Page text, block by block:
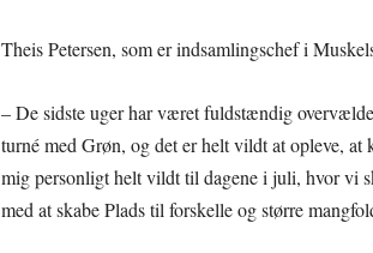
Theis Petersen, som er indsamlingschef i
– De sidste uger har været fuldstændig
turné med Grøn, og det er helt vildt at opleve, at
mig personligt helt vildt til dagene i juli, hvor vi
med at skabe Plads til forskelle og større